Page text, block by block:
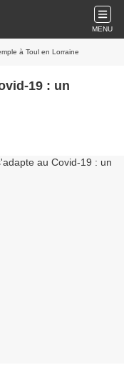
MENU
à Toul en Lorraine
19 : un